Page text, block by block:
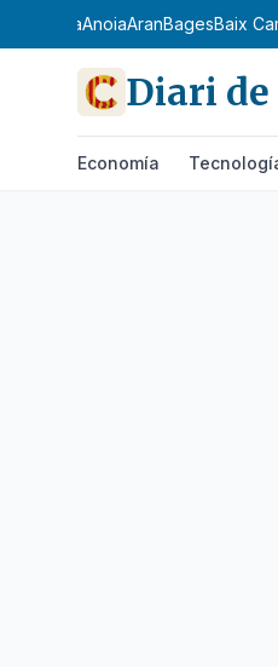
AnoiaAranBagesBaix
Diari
Economía